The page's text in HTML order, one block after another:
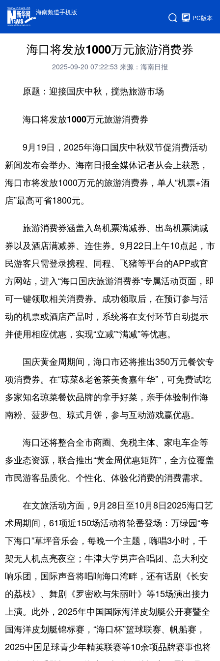
海南频道手机版
PC版本
海口将发放1000万元旅游消费券
2025-09-20 07:22:53 来源：海南日报
原题：迎接国庆中秋，搅热旅游市场
海口将发放1000万元旅游消费券
9月19日，2025年海口国庆中秋双节促消费活动
新闻发布会举办。海南日报全媒体记者从会上获悉，
海口市将发放1000万元的旅游消费券，单人“机票+酒
店”最高可省1800元。
旅游消费券涵盖入岛机票满减券、出岛机票满减
券以及酒店满减券、连住券。9月22日上午10点起，市
民游客只需登录携程、同程、飞猪等平台的APP或官
方网站，进入“海口国庆旅游消费券”专属活动页面，即
可一键领取相关消费券。成功领取后，在预订参与活
动的机票或酒店产品时，系统将在支付环节自动提示
并使用相应优惠，实现“立减”“满减”等优惠。
国庆黄金周期间，海口市还将推出350万元餐饮专
项消费券。在“琼菜&老爸茶美食嘉年华”，可免费试吃
多家知名琼菜餐饮品牌的拿手好菜，亲手体验制作海
南粉、菠萝包、琼式月饼，参与互动游戏赢优惠。
海口还将整合全市商圈、免税主体、家电车企等
多业态资源，联合推出“黄金周优惠矩阵”，全方位覆盖
市民游客品质化、个性化、体验化消费的消费需求。
在文旅活动方面，9月28日至10月8日2025海口艺
术周期间，61项近150场活动将轮番登场：万绿园“夸
下海口”草坪音乐会，每晚一个主题，嗨唱3小时，千
架无人机点亮夜空；牛津大学男声合唱团、意大利交
响乐团，国际声音将唱响海口湾畔，还有话剧《长安
的荔枝》、舞剧《罗密欧与朱丽叶》等15场演出接力
上演。此外，2025年中国国际海洋皮划艇公开赛暨全
国海洋皮划艇锦标赛，“海口杯”篮球联赛、帆船赛，
2025中国足球青少年精英联赛等10余项品牌赛事也将